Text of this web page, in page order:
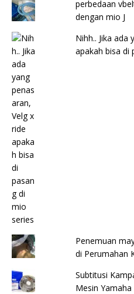
perbedaan
dengan mio J
Nihh.. Jika ada
apakah bisa di
Penemuan
di Perumahan
Subtitusi
Mesin Yamaha